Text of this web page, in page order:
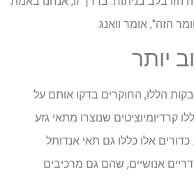
הזה", אומר וואנג.
יותר
הללו, החוקרים בדקו אותם על
קרדיומיוציטים שנוצרו מתאי גזע
כדורים אלו כללו גם תאי אנדותל
אנושיים, שהם גם מרכיבים